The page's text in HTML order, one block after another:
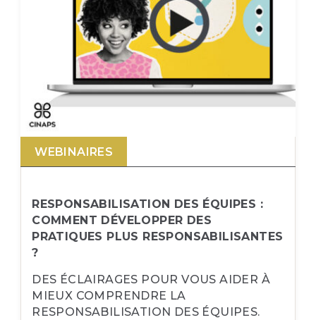
WEBINAIRES
RESPONSABILISATION DES ÉQUIPES :
COMMENT DÉVELOPPER DES
PRATIQUES PLUS RESPONSABILISANTES
?
DES ÉCLAIRAGES POUR VOUS AIDER À
MIEUX COMPRENDRE LA
RESPONSABILISATION DES ÉQUIPES.